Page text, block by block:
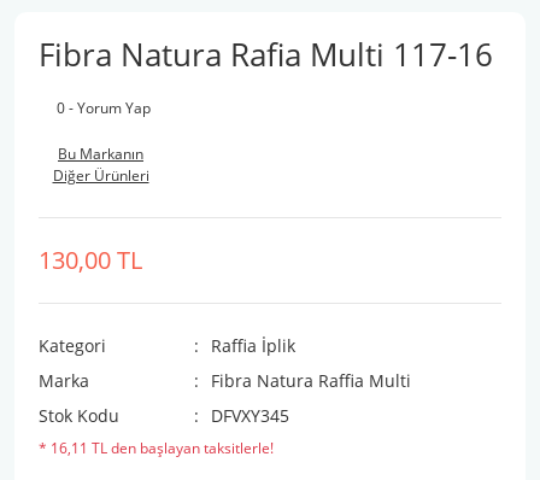
Fibra Natura Rafia Multi 117-16
0 - Yorum Yap
Bu Markanın
Diğer Ürünleri
130,00 TL
Kategori
Raffia İplik
Marka
Fibra Natura Raffia Multi
Stok Kodu
DFVXY345
* 16,11 TL den başlayan taksitlerle!